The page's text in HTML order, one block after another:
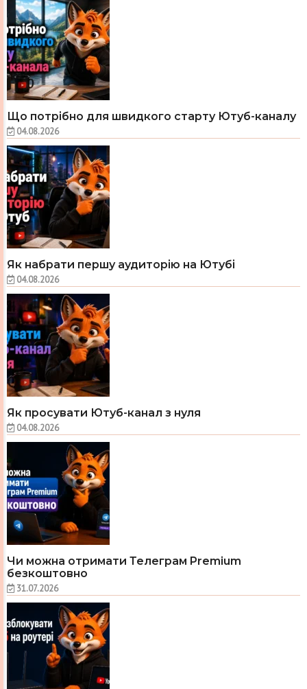
Що потрібно для швидкого старту Ютуб-каналу
04.08.2026
Як набрати першу аудиторію на Ютубі
04.08.2026
Як просувати Ютуб-канал з нуля
04.08.2026
Чи можна отримати Телеграм Premium
безкоштовно
31.07.2026